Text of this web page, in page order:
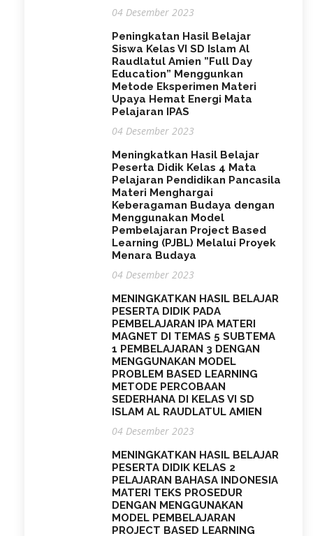
04 Desember 2023
Peningkatan Hasil Belajar
Siswa Kelas VI SD Islam Al
Raudlatul Amien ”Full Day
Education” Menggunkan
Metode Eksperimen Materi
Upaya Hemat Energi Mata
Pelajaran IPAS
04 Desember 2023
Meningkatkan Hasil Belajar
Peserta Didik Kelas 4 Mata
Pelajaran Pendidikan Pancasila
Materi Menghargai
Keberagaman Budaya dengan
Menggunakan Model
Pembelajaran Project Based
Learning (PJBL) Melalui Proyek
Menara Budaya
04 Desember 2023
MENINGKATKAN HASIL BELAJAR
PESERTA DIDIK PADA
PEMBELAJARAN IPA MATERI
MAGNET DI TEMAS 5 SUBTEMA
1 PEMBELAJARAN 3 DENGAN
MENGGUNAKAN MODEL
PROBLEM BASED LEARNING
METODE PERCOBAAN
SEDERHANA DI KELAS VI SD
ISLAM AL RAUDLATUL AMIEN
04 Desember 2023
MENINGKATKAN HASIL BELAJAR
PESERTA DIDIK KELAS 2
PELAJARAN BAHASA INDONESIA
MATERI TEKS PROSEDUR
DENGAN MENGGUNAKAN
MODEL PEMBELAJARAN
PROJECT BASED LEARNING